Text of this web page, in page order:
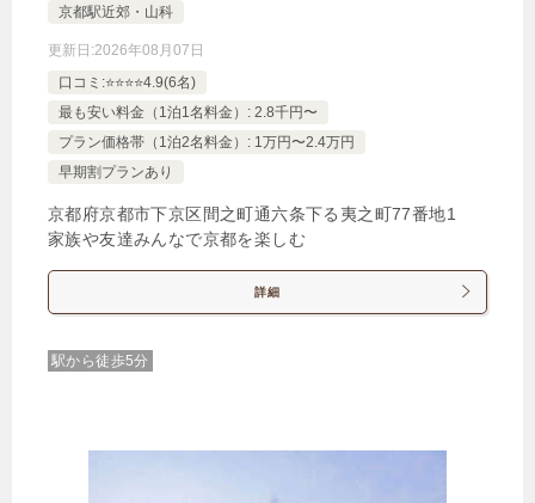
京都駅近郊・山科
更新日:2026年08月07日
口コミ:⭐️⭐️⭐️⭐️4.9(6名)
最も安い料金（1泊1名料金）: 2.8千円〜
プラン価格帯（1泊2名料金）: 1万円〜2.4万円
早期割プランあり
京都府京都市下京区間之町通六条下る夷之町77番地1
家族や友達みんなで京都を楽しむ
詳細
駅から徒歩5分